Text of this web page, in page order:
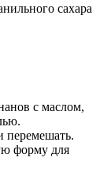
сахара
с маслом,
перемешать.
форму для